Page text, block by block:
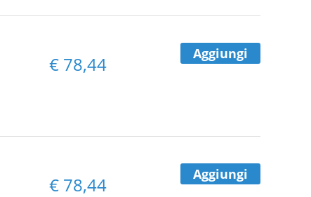
€ 78,44 Aggiungi
€ 78,44 Aggiungi